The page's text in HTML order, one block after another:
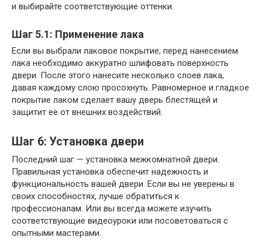
и выбирайте соответствующие оттенки.
Шаг 5.1: Применение лака
Если вы выбрали лаковое покрытие, перед нанесением
лака необходимо аккуратно шлифовать поверхность
двери. После этого нанесите несколько слоев лака,
давая каждому слою просохнуть. Равномерное и гладкое
покрытие лаком сделает вашу дверь блестящей и
защитит ее от внешних воздействий.
Шаг 6: Установка двери
Последний шаг — установка межкомнатной двери.
Правильная установка обеспечит надежность и
функциональность вашей двери. Если вы не уверены в
своих способностях, лучше обратиться к
профессионалам. Или вы всегда можете изучить
соответствующие видеоуроки или посоветоваться с
опытными мастерами.